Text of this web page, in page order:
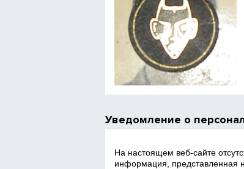
Уведомление о
На настоящем веб‑сайте
информация, представленная